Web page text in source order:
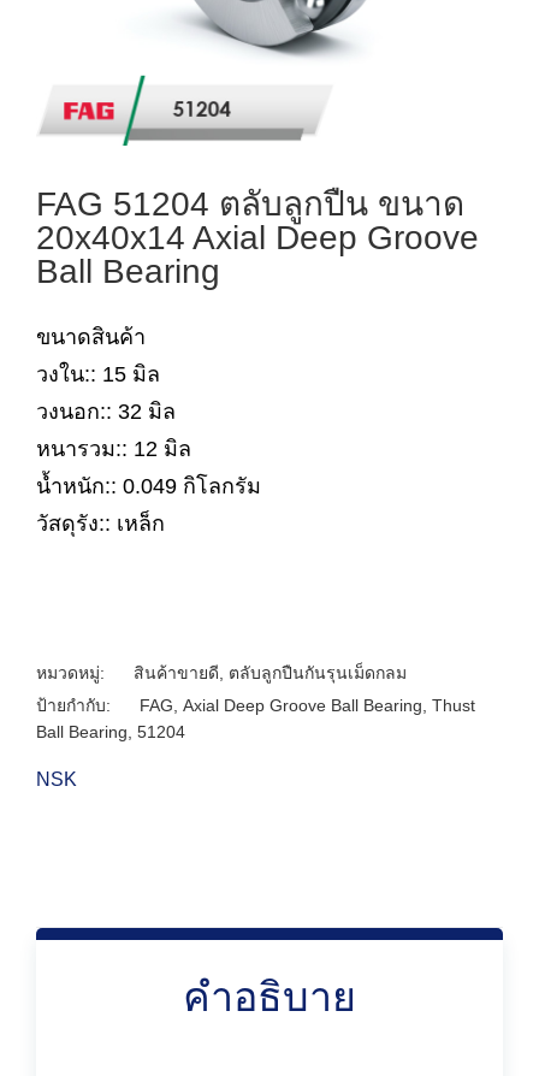
FAG 51204 ตลับลูกปืน ขนาด
20x40x14 Axial Deep Groove
Ball Bearing
ขนาดสินค้า
วงใน:: 15 มิล
วงนอก:: 32 มิล
หนารวม:: 12 มิล
น้ำหนัก:: 0.049 กิโลกรัม
วัสดุรัง:: เหล็ก
หมวดหมู่: สินค้าขายดี
ตลับลูกปืนกันรุนเม็ดกลม
ป้ายกำกับ:
FAG Axial Deep Groove Ball Bearing Thust
Ball Bearing 51204
NSK
คำอธิบาย